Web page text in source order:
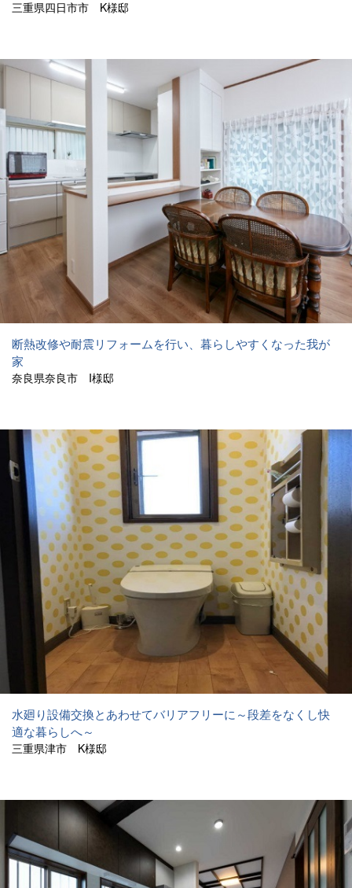
三重県四日市市 K様邸
断熱改修や耐震リフォームを行い、暮らしやすくなった我が
家
奈良県奈良市 I様邸
水廻り設備交換とあわせてバリアフリーに～段差をなくし快
適な暮らしへ～
三重県津市 K様邸